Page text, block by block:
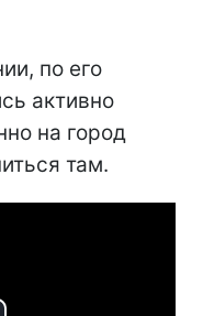
по его
активно
на город
там.